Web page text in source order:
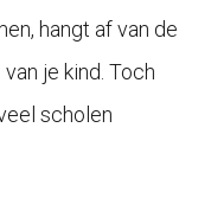
hangt af van de
je kind. Toch
scholen